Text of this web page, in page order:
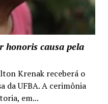
causa pela
Krenak receberá o
da UFBA. A cerimônia
em...